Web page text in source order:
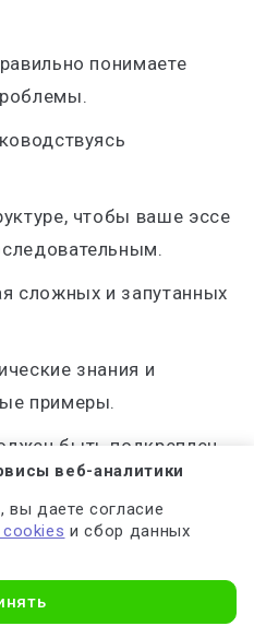
понимаете
чтобы ваше эссе
сложных и запутанных
знания и
примеры.
быть подкреплен
и конкретным
ошибок и
веб-аналитики
вы даете согласие
и сбор данных